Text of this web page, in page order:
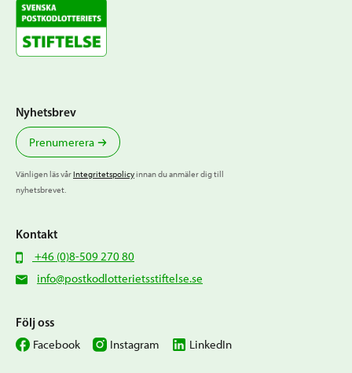
Nyhetsbrev
Prenumerera
Vänligen läs vårIntegritetspolicyinnan du anmäler dig till
nyhetsbrevet.
Kontakt
+46 (0)8-509 270 80
info@postkodlotterietsstiftelse.se
Följ oss
Facebook Instagram LinkedIn